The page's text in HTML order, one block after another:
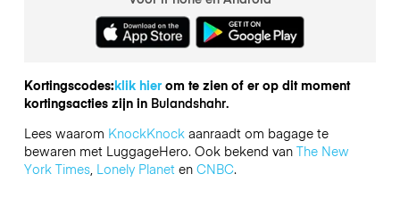
Kortingscodes:klik hierom te zien of er op dit moment
kortingsacties zijn in Bulandshahr.
Lees waarom KnockKnockaanraadt om bagage te
bewaren met LuggageHero. Ook bekend van The New
York Times, Lonely Planeten CNBC.